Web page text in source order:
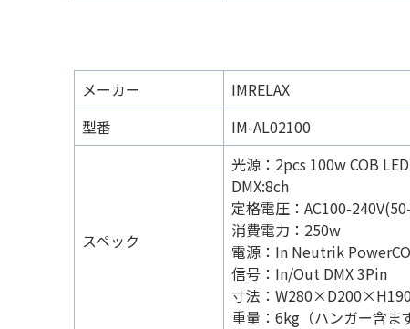
メーカー
IMRELAX
型番
IM-AL02100
スペック
光源：2pcs 100w COB LED
DMX:8ch
定格電圧：AC100-
消費電力：250w
電源：In Neutrik
信号：In/Out DMX 3Pin
寸法：
重量：6kg（ハンガー含ま